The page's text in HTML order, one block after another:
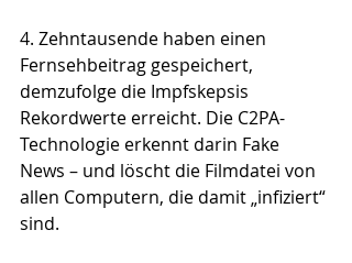
4. Zehntausende haben einen
Fernsehbeitrag gespeichert,
demzufolge die Impfskepsis
Rekordwerte erreicht. Die C2PA-
Technologie erkennt darin Fake
News – und löscht die Filmdatei von
allen Computern, die damit „infiziert“
sind.